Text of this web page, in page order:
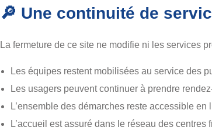
🔎 Une continuité de
La fermeture de ce site ne modifie ni les services
Les équipes restent mobilisées au service des
Les usagers peuvent continuer à prendre
L’ensemble des démarches reste accessible en
L’accueil est assuré dans le réseau des centres